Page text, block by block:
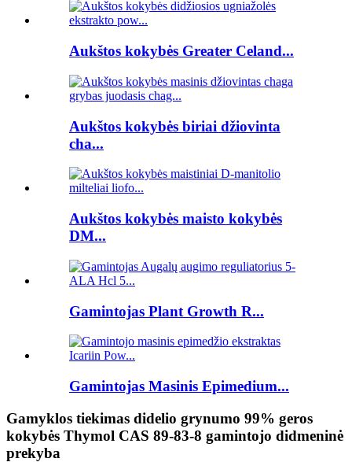
Aukštos kokybės Greater Celand...
Aukštos kokybės biriai džiovinta
cha...
Aukštos kokybės maisto kokybės
DM...
Gamintojas Plant Growth R...
Gamintojas Masinis Epimedium...
Gamyklos tiekimas didelio grynumo 99% geros
kokybės Thymol CAS 89-83-8 gamintojo didmeninė
prekyba